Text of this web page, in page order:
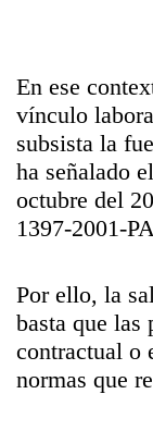
En ese
vínculo
subsista la
ha señalado
octubre del
1397-2001-
Por ello, la
basta que las
contractual o
normas que